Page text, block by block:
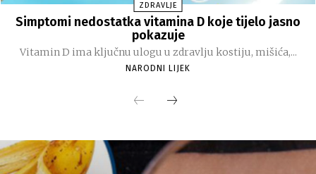
ZDRAVLJE
Simptomi nedostatka vitamina D koje tijelo jasno
pokazuje
Vitamin D ima ključnu ulogu u zdravlju kostiju, mišića,...
NARODNI LIJEK